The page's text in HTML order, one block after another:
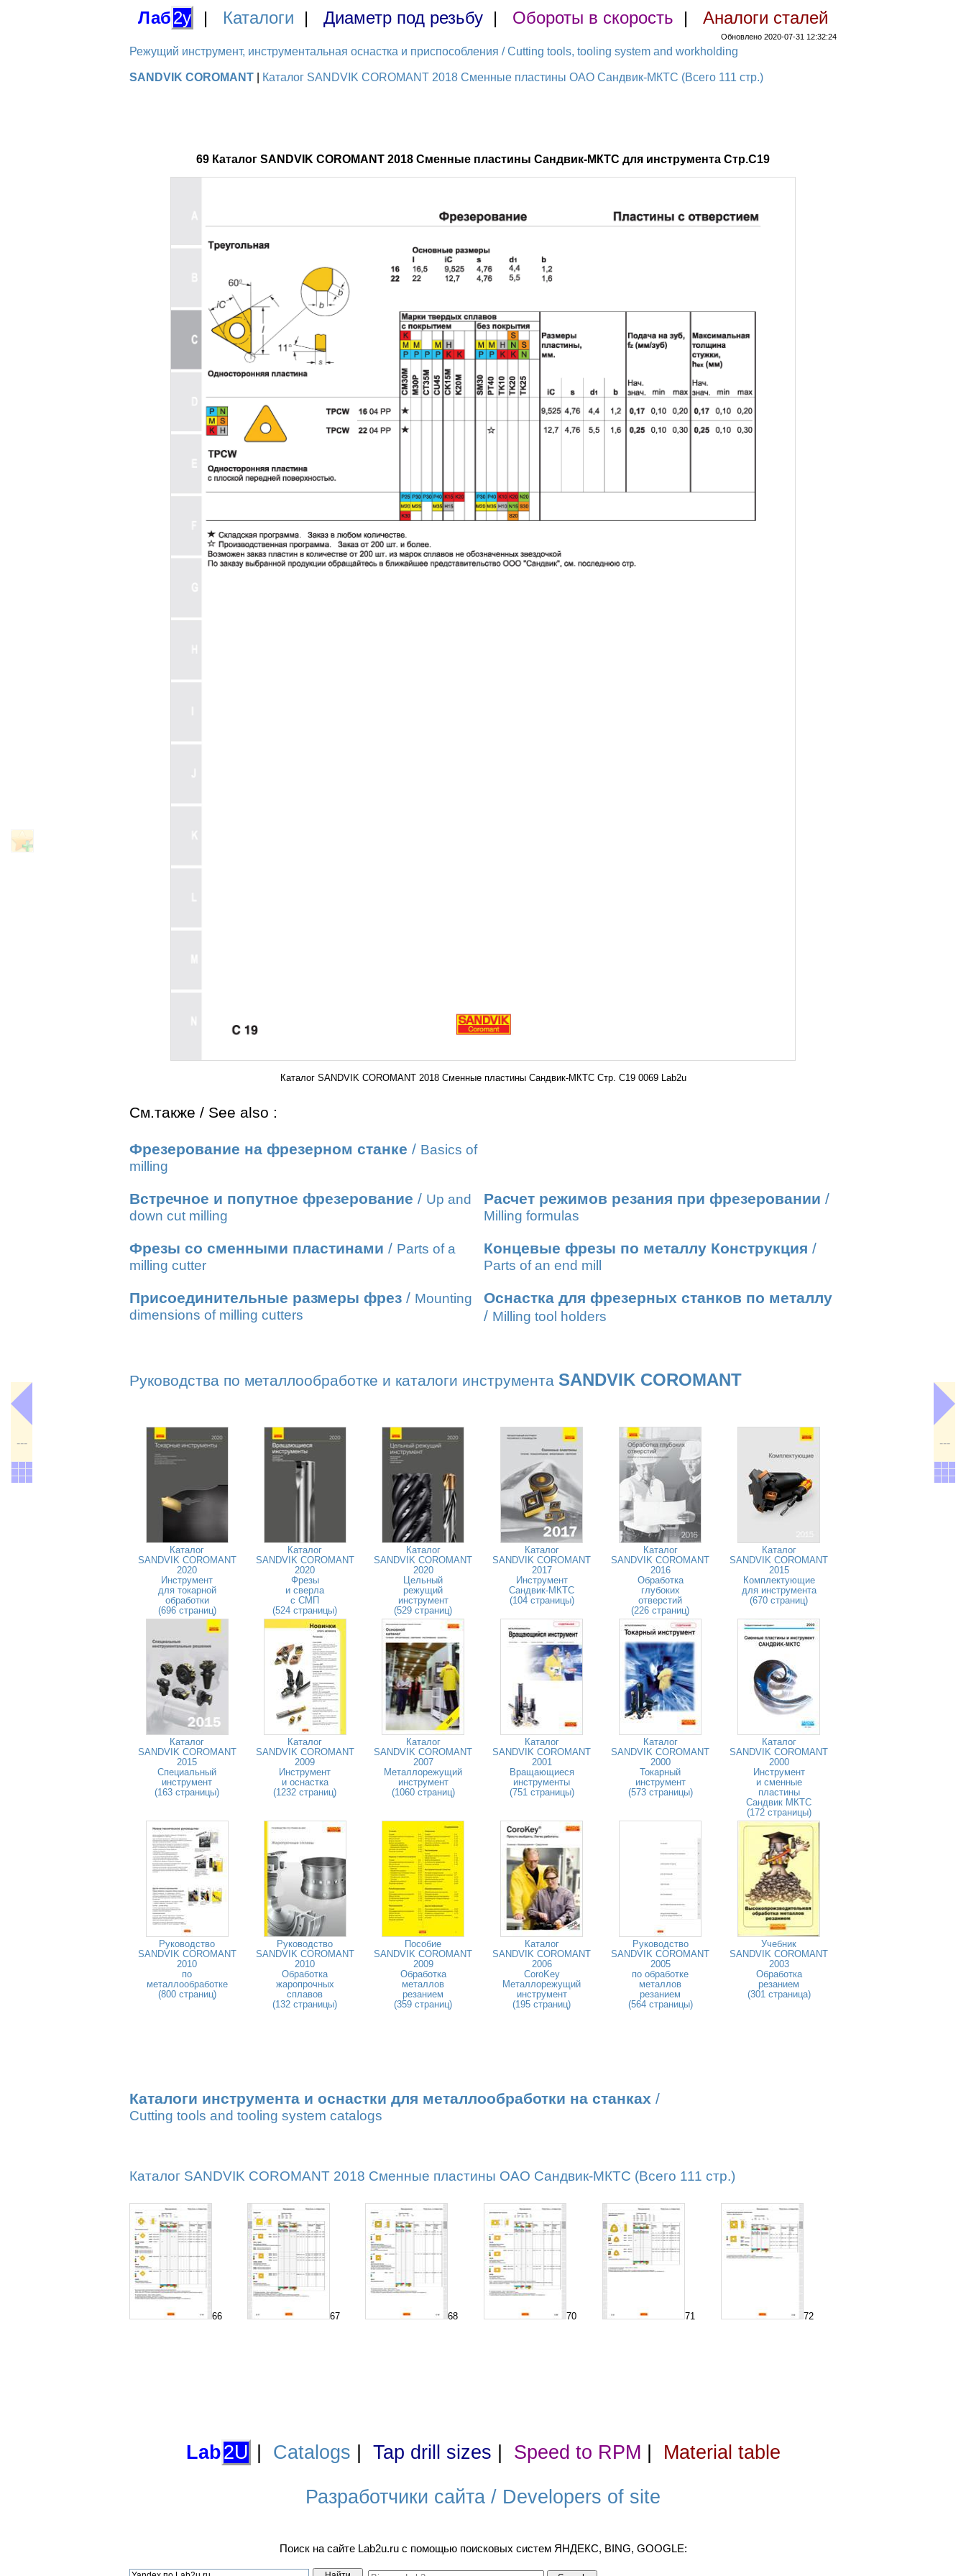
Лаб2у | Каталоги | Диаметр под резьбу | Обороты в скорость | Аналоги сталей
Обновлено 2020-07-31 12:32:24
Режущий инструмент, инструментальная оснастка и приспособления / Cutting tools, tooling system and workholding
SANDVIK COROMANT Каталог SANDVIK COROMANT 2018 Сменные пластины ОАО Сандвик-МКТС (Всего 111 стр.)
69 Каталог SANDVIK COROMANT 2018 Сменные пластины Сандвик-МКТС для инструмента Стр.C19
Каталог SANDVIK COROMANT 2018 Сменные пластины Сандвик-МКТС Стр. C19 0069 Lab2u
См.также / See also :
Фрезерование на фрезерном станке / Basics of
milling
Встречное и попутное фрезерование / Up and
down cut milling
Расчет режимов резания при фрезеровании /
Milling formulas
Фрезы со сменными пластинами / Parts of a
milling cutter
Концевые фрезы по металлу Конструкция /
Parts of an end mill
Присоединительные размеры фрез / Mounting
dimensions of milling cutters
Оснастка для фрезерных станков по металлу
/ Мilling tool holders
Руководства по металлообработке и каталоги инструмента SANDVIK COROMANT
Каталог
SANDVIK COROMANT
2020
Инструмент
для токарной
обработки
(696 страниц)
Каталог
SANDVIK COROMANT
2020
Фрезы
и сверла
с СМП
(524 страницы)
Каталог
SANDVIK COROMANT
2020
Цельный
режущий
инструмент
(529 страниц)
Каталог
SANDVIK COROMANT
2017
Инструмент
Сандвик-МКТС
(104 страницы)
Каталог
SANDVIK COROMANT
2016
Обработка
глубоких
отверстий
(226 страниц)
Каталог
SANDVIK COROMANT
2015
Комплектующие
для инструмента
(670 страниц)
Каталог
SANDVIK COROMANT
2015
Специальный
инструмент
(163 страницы)
Каталог
SANDVIK COROMANT
2009
Инструмент
и оснастка
(1232 страниц)
Каталог
SANDVIK COROMANT
2007
Металлорежущий
инструмент
(1060 страниц)
Каталог
SANDVIK COROMANT
2001
Вращающиеся
инструменты
(751 страницы)
Каталог
SANDVIK COROMANT
2000
Токарный
инструмент
(573 страницы)
Каталог
SANDVIK COROMANT
2000
Инструмент
и сменные
пластины
Сандвик МКТС
(172 страницы)
Руководство
SANDVIK COROMANT
2010
по
металлообработке
(800 страниц)
Руководство
SANDVIK COROMANT
2010
Обработка
жаропрочных
сплавов
(132 страницы)
Пособие
SANDVIK COROMANT
2009
Обработка
металлов
резанием
(359 страниц)
Каталог
SANDVIK COROMANT
2006
CoroKey
Металлорежущий
инструмент
(195 страниц)
Руководство
SANDVIK COROMANT
2005
по обработке
металлов
резанием
(564 страницы)
Учебник
SANDVIK COROMANT
2003
Обработка
резанием
(301 страница)
Каталоги инструмента и оснастки для металлообработки на станках /
Cutting tools and tooling system catalogs
Каталог SANDVIK COROMANT 2018 Сменные пластины ОАО Сандвик-МКТС (Всего 111 стр.)
66 67 68 70 71 72
--- ---
Lab2U Catalogs Tap drill sizes Speed to RPM Material table
Разработчики сайта / Developers of site
Поиск на сайте Lab2u.ru с помощью поисковых систем ЯНДЕКС, BING, GOOGLE: